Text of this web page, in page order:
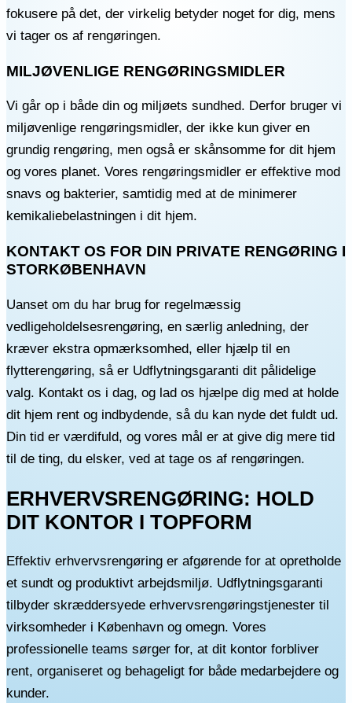
fokusere på det, der virkelig betyder noget for dig, mens
vi tager os af rengøringen.
MILJØVENLIGE RENGØRINGSMIDLER
Vi går op i både din og miljøets sundhed. Derfor bruger vi
miljøvenlige rengøringsmidler, der ikke kun giver en
grundig rengøring, men også er skånsomme for dit hjem
og vores planet. Vores rengøringsmidler er effektive mod
snavs og bakterier, samtidig med at de minimerer
kemikaliebelastningen i dit hjem.
KONTAKT OS FOR DIN PRIVATE RENGØRING I
STORKØBENHAVN
Uanset om du har brug for regelmæssig
vedligeholdelsesrengøring, en særlig anledning, der
kræver ekstra opmærksomhed, eller hjælp til en
flytterengøring, så er Udflytningsgaranti dit pålidelige
valg. Kontakt os i dag, og lad os hjælpe dig med at holde
dit hjem rent og indbydende, så du kan nyde det fuldt ud.
Din tid er værdifuld, og vores mål er at give dig mere tid
til de ting, du elsker, ved at tage os af rengøringen.
ERHVERVSRENGØRING: HOLD
DIT KONTOR I TOPFORM
Effektiv erhvervsrengøring er afgørende for at opretholde
et sundt og produktivt arbejdsmiljø. Udflytningsgaranti
tilbyder skræddersyede erhvervsrengøringstjenester til
virksomheder i København og omegn. Vores
professionelle teams sørger for, at dit kontor forbliver
rent, organiseret og behageligt for både medarbejdere og
kunder.